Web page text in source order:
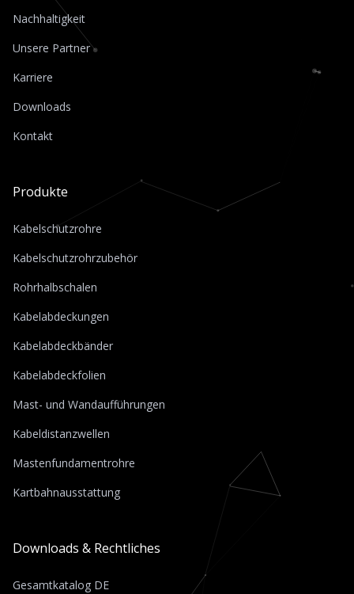
Nachhaltigkeit
Unsere Partner
Karriere
Downloads
Kontakt
Produkte
Kabelschutzrohre
Kabelschutzrohrzubehör
Rohrhalbschalen
Kabelabdeckungen
Kabelabdeckbänder
Kabelabdeckfolien
Mast- und Wandaufführungen
Kabeldistanzwellen
Mastenfundamentrohre
Kartbahnausstattung
Downloads & Rechtliches
Gesamtkatalog DE